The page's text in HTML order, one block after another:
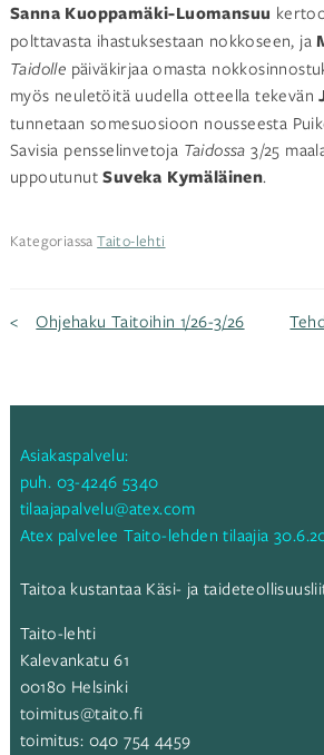
Sanna Kuoppamäki-Luomansuu
polttavasta ihastuksestaan nokkoseen, ja
Taidolle päiväkirjaa omasta
myös neuletöitä uudella otteella tekevän
tunnetaan somesuosioon nousseesta
Savisia pensselinvetoja Taidossa 3/25
uppoutunutSuveka Kymäläinen.
KategoriassaTaito-lehti
Artikkelien
selaus
Ohjehaku Taitoihin 1/26-3/26
Asiakaspalvelu:
puh. 03-4246 5340
tilaajapalvelu@atex.com
Atex palvelee Taito-lehden tilaajia
Taitoa kustantaa Käsi- ja
Taito-lehti
Kalevankatu 61
00180 Helsinki
toimitus@taito.fi
toimitus: 040 754 4459